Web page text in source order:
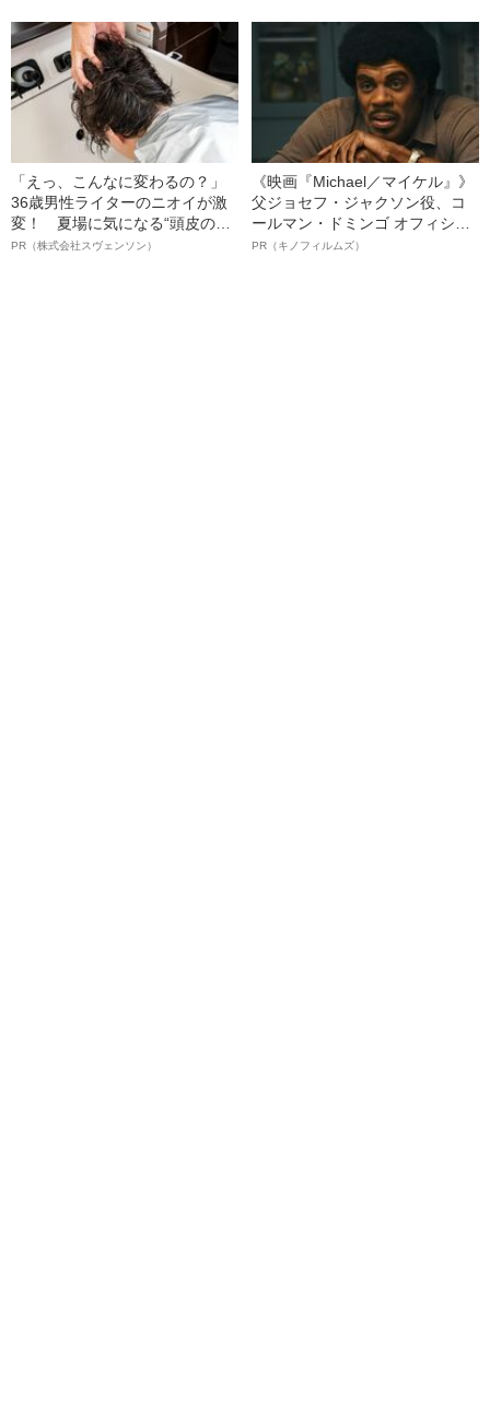
「えっ、こんなに変わるの？」
36歳男性ライターのニオイが激
変！ 夏場に気になる“頭皮のニ
オイ”や“ベタつき”を解消す
PR（株式会社スヴェンソン）
《映画『Michael／マイケル』》
父ジョセフ・ジャクソン役、コ
ールマン・ドミンゴ オフィシャ
ルインタビュー“観客を魅了した
PR（キノフィルムズ）